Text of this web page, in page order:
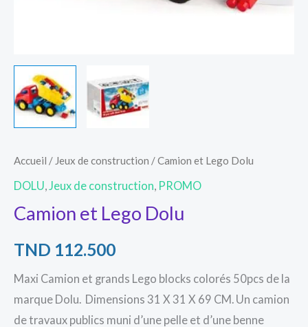
Accueil / Jeux de construction / Camion et Lego Dolu
DOLU Jeux de construction PROMO
Camion et Lego Dolu
TND 112.500
Maxi Camion et grands Lego blocks colorés 50pcs de la
marque Dolu. Dimensions 31 X 31 X 69 CM. Un camion
de travaux publics muni d’une pelle et d’une benne